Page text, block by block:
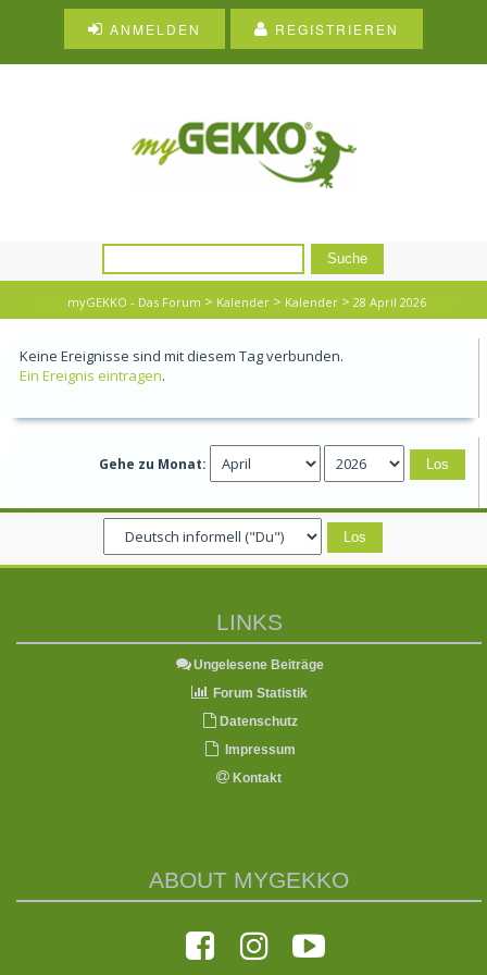
ANMELDEN REGISTRIEREN
myGEKKO - Das Forum > Kalender > Kalender > 28 April 2026
Keine Ereignisse sind mit diesem Tag verbunden.
Ein Ereignis eintragen.
Gehe zu Monat:
LINKS
Ungelesene Beiträge
Forum Statistik
Datenschutz
Impressum
Kontakt
ABOUT MYGEKKO